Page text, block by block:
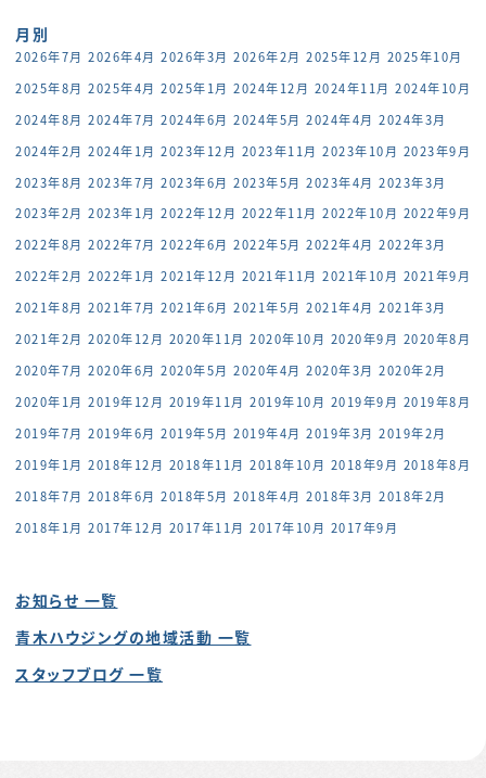
月別
2026年7月 2026年4月 2026年3月 2026年2月 2025年12月 2025年10月
2025年8月 2025年4月 2025年1月 2024年12月 2024年11月 2024年10月
2024年8月 2024年7月 2024年6月 2024年5月 2024年4月 2024年3月
2024年2月 2024年1月 2023年12月 2023年11月 2023年10月 2023年9月
2023年8月 2023年7月 2023年6月 2023年5月 2023年4月 2023年3月
2023年2月 2023年1月 2022年12月 2022年11月 2022年10月 2022年9月
2022年8月 2022年7月 2022年6月 2022年5月 2022年4月 2022年3月
2022年2月 2022年1月 2021年12月 2021年11月 2021年10月 2021年9月
2021年8月 2021年7月 2021年6月 2021年5月 2021年4月 2021年3月
2021年2月 2020年12月 2020年11月 2020年10月 2020年9月 2020年8月
2020年7月 2020年6月 2020年5月 2020年4月 2020年3月 2020年2月
2020年1月 2019年12月 2019年11月 2019年10月 2019年9月 2019年8月
2019年7月 2019年6月 2019年5月 2019年4月 2019年3月 2019年2月
2019年1月 2018年12月 2018年11月 2018年10月 2018年9月 2018年8月
2018年7月 2018年6月 2018年5月 2018年4月 2018年3月 2018年2月
2018年1月 2017年12月 2017年11月 2017年10月 2017年9月
お知らせ 一覧
青木ハウジングの地域活動 一覧
スタッフブログ 一覧